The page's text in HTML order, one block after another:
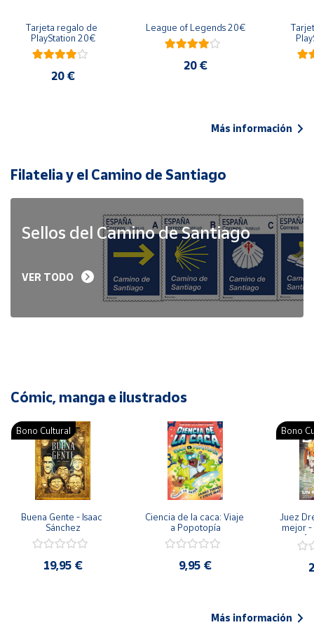
Tarjeta regalo de
PlayStation 20€
20 €
League of Legends 20€
20 €
Más información
Filatelia y el Camino de Santiago
Sellos del Camino de Santiago
VER TODO
Cómic, manga e ilustrados
Bono Cultural
Buena Gente - Isaac
Sánchez
19,95 €
Ciencia de la caca: Viaje
a Popotopía
9,95 €
Bono
Juez
mejor -
Más información